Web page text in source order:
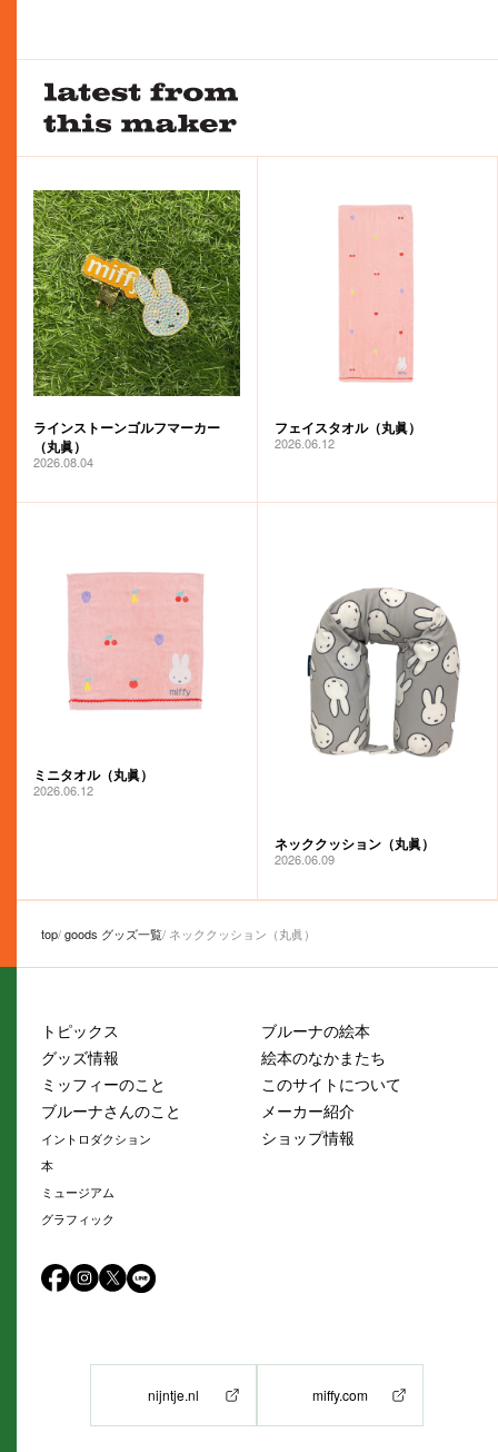
ラインストーンゴルフマーカー
（丸眞）
2026.08.04
フェイスタオル（丸眞）
2026.06.12
ミニタオル（丸眞）
2026.06.12
ネッククッション（丸眞）
2026.06.09
top goods グッズ一覧 ネッククッション（丸眞）
トピックス
グッズ情報
ミッフィーのこと
ブルーナさんのこと
イントロダクション
本
ミュージアム
グラフィック
ブルーナの絵本
絵本のなかまたち
このサイトについて
メーカー紹介
ショップ情報
nijntje.nl miffy.com